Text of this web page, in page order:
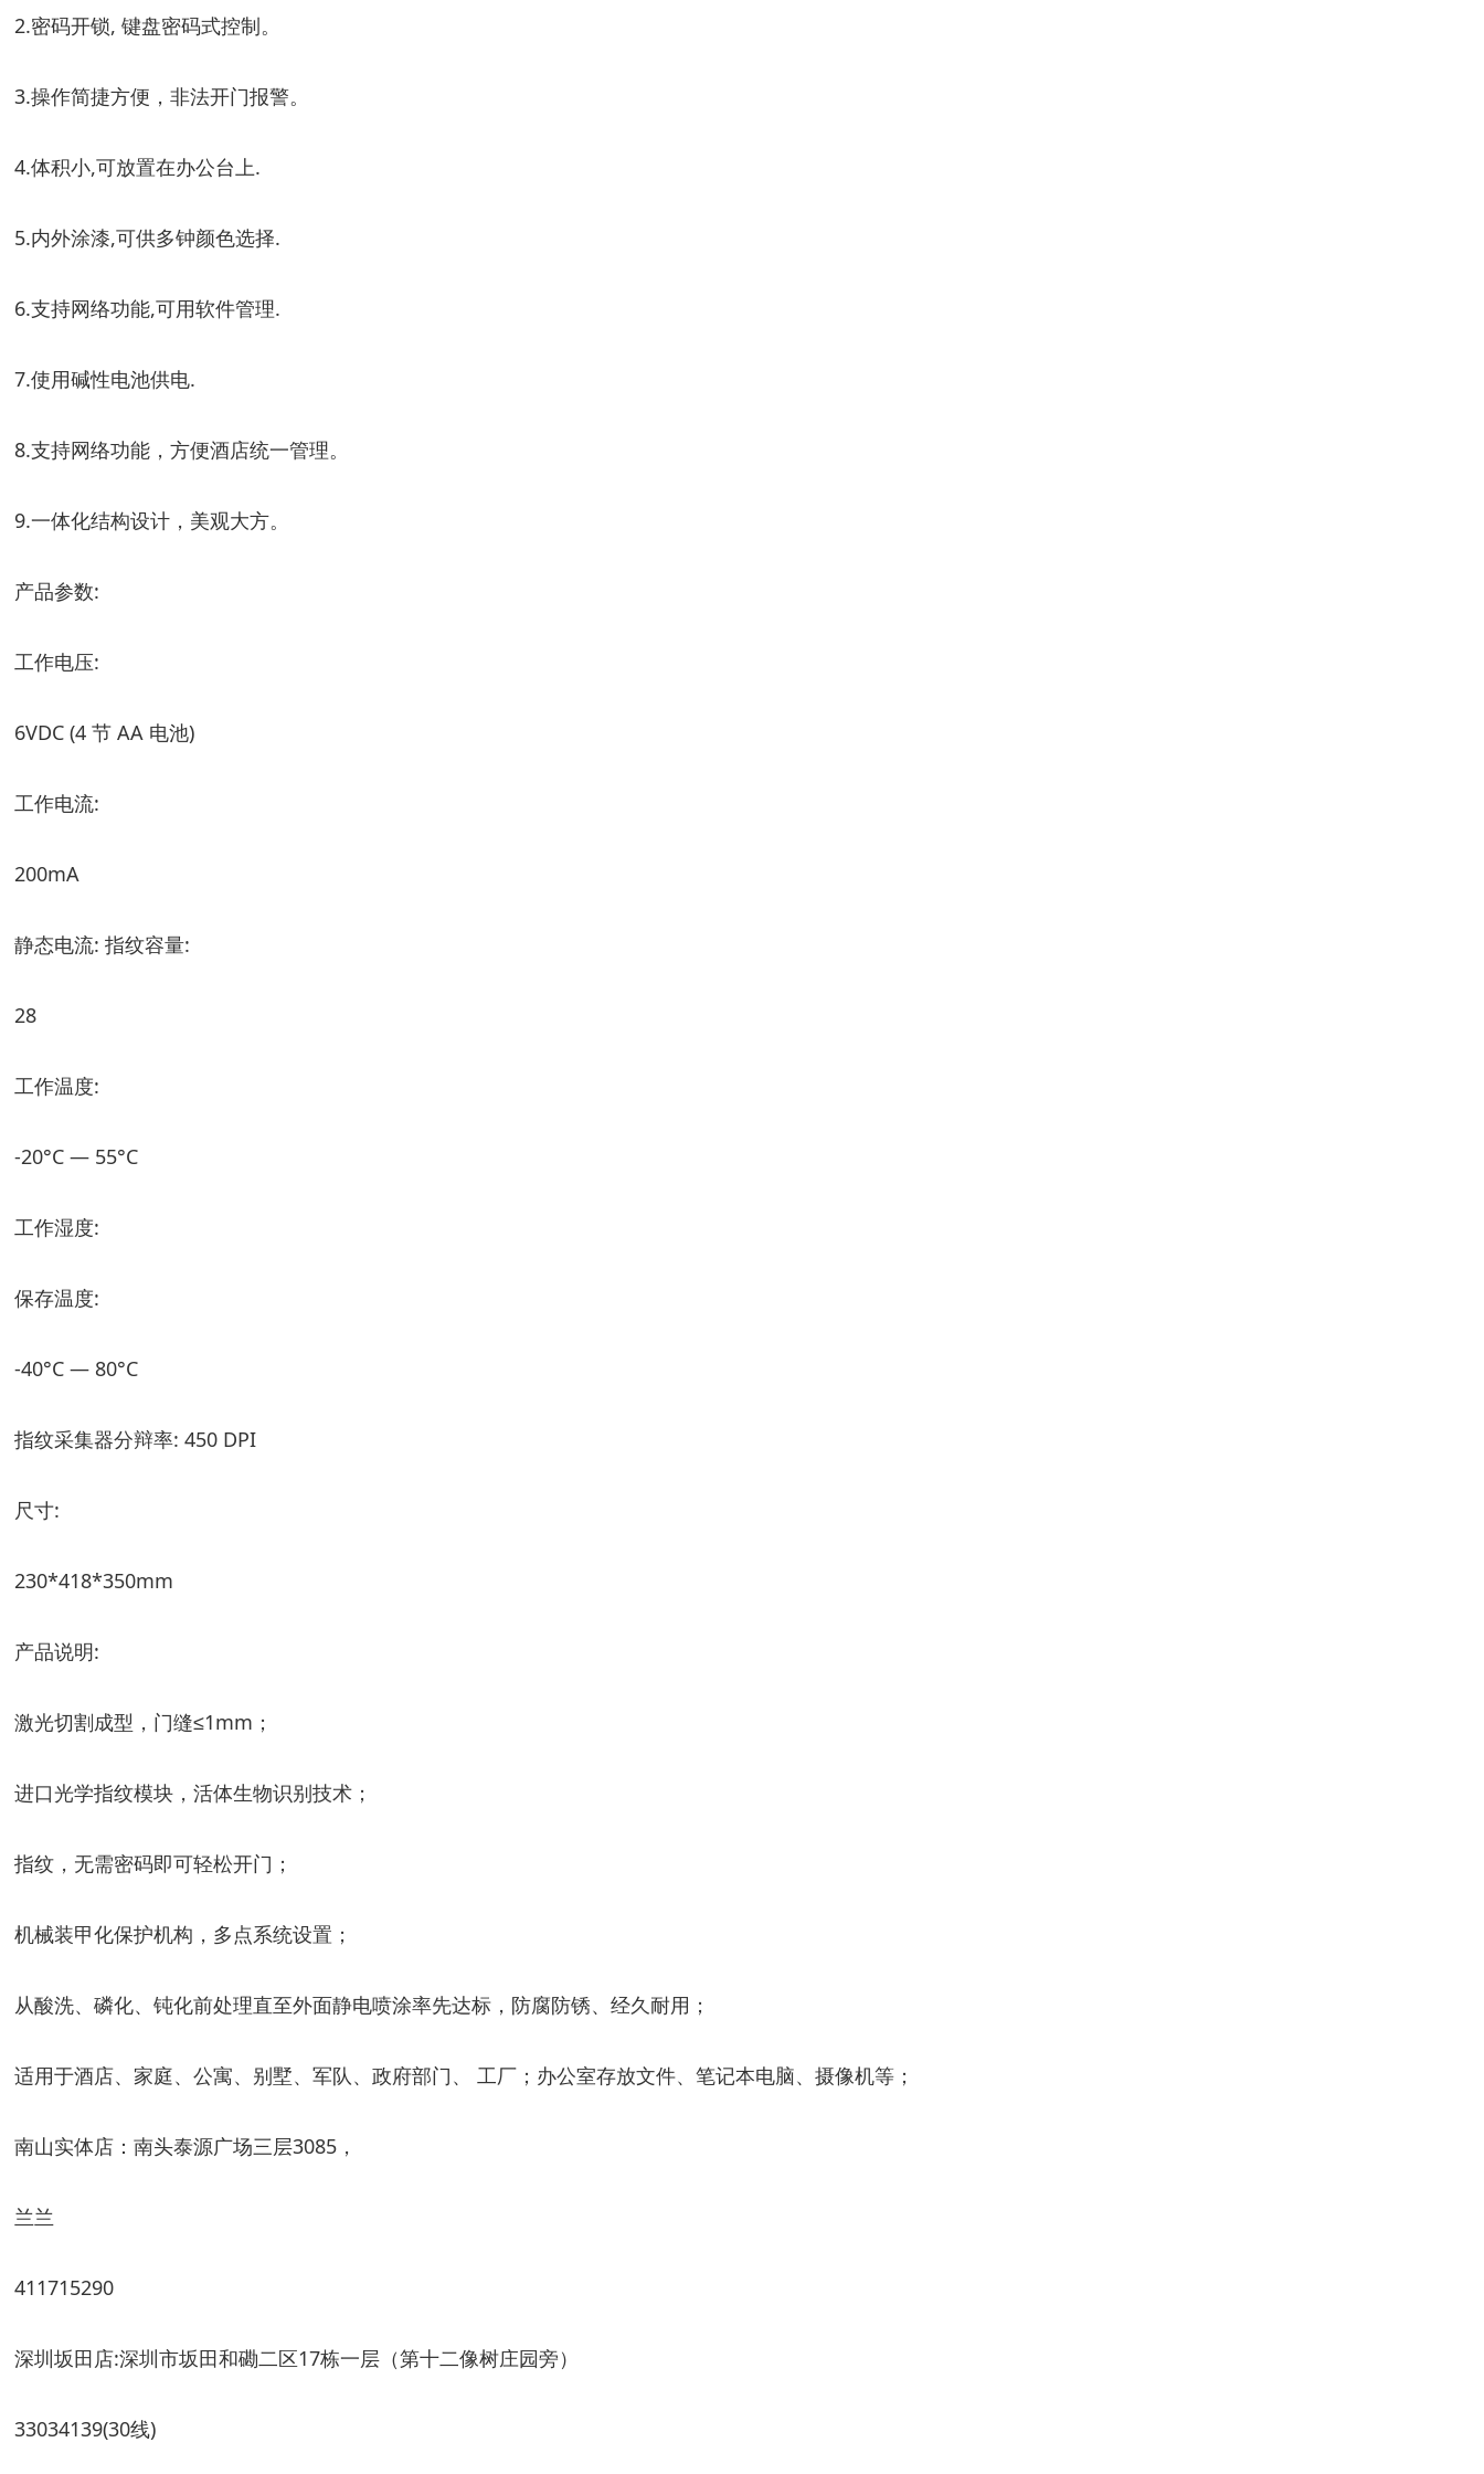
2.密码开锁, 键盘密码式控制。
3.操作简捷方便，非法开门报警。
4.体积小,可放置在办公台上.
5.内外涂漆,可供多钟颜色选择.
6.支持网络功能,可用软件管理.
7.使用碱性电池供电.
8.支持网络功能，方便酒店统一管理。
9.一体化结构设计，美观大方。
产品参数:
工作电压:
6VDC (4 节 AA 电池)
工作电流:
200mA
静态电流: 指纹容量:
28
工作温度:
-20°C — 55°C
工作湿度:
保存温度:
-40°C — 80°C
指纹采集器分辩率: 450 DPI
尺寸:
230*418*350mm
产品说明:
激光切割成型，门缝≤1mm；
进口光学指纹模块，活体生物识别技术；
指纹，无需密码即可轻松开门；
机械装甲化保护机构，多点系统设置；
从酸洗、磷化、钝化前处理直至外面静电喷涂率先达标，防腐防锈、经久耐用；
适用于酒店、家庭、公寓、别墅、军队、政府部门、 工厂；办公室存放文件、笔记本电脑、摄像机等；
南山实体店：南头泰源广场三层3085，
兰兰
411715290
深圳坂田店:深圳市坂田和磡二区17栋一层（第十二像树庄园旁）
33034139(30线)